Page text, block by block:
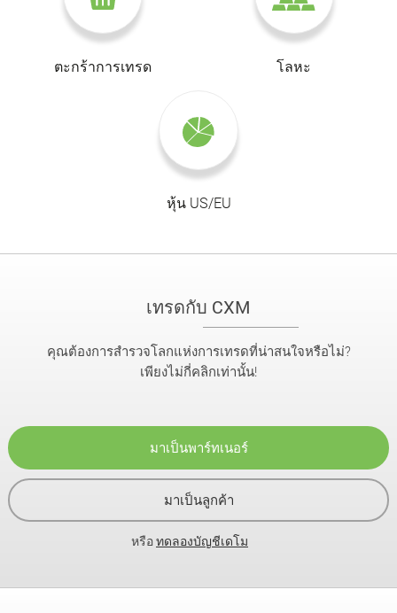
ตะกร้าการเทรด โลหะ
หุ้น US/EU
เทรดกับ CXM
คุณต้องการสำรวจโลกแห่งการเทรดที่น่าสนใจหรือไม่?
เพียงไม่กี่คลิกเท่านั้น!
มาเป็นพาร์ทเนอร์
มาเป็นลูกค้า
หรือทดลองบัญชีเดโม